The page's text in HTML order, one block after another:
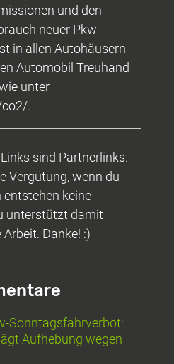
und den
neuer Pkw
in allen Autohäusern
Automobil Treuhand
unter
.
sind Partnerlinks.
Vergütung, wenn du
entstehen keine
unterstützt damit
Danke! :)
Sonntagsfahrverbot:
Aufhebung wegen